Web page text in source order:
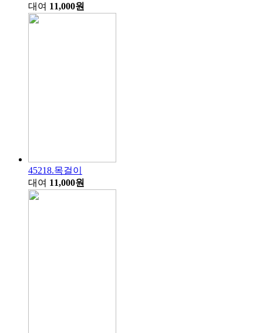
대여 11,000원
45218.목걸이
대여 11,000원